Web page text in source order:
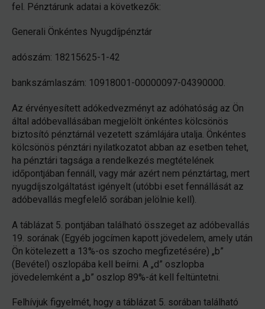
fel. Pénztárunk adatai a következők:
Generali Önkéntes Nyugdíjpénztár
adószám: 18215625-1-42
bankszámlaszám: 10918001-00000097-04390000.
Az érvényesített adókedvezményt az adóhatóság az Ön
által adóbevallásában megjelölt önkéntes kölcsönös
biztosító pénztárnál vezetett számlájára utalja. Önkéntes
kölcsönös pénztári nyilatkozatot abban az esetben tehet,
ha pénztári tagsága a rendelkezés megtételének
időpontjában fennáll, vagy már azért nem pénztártag, mert
nyugdíjszolgáltatást igényelt (utóbbi eset fennállását az
adóbevallás megfelelő sorában jelölnie kell).
A táblázat 5. pontjában található összeget az adóbevallás
19. sorának (Egyéb jogcímen kapott jövedelem, amely után
Ön kötelezett a 13%-os szocho megfizetésére) „b”
(Bevétel) oszlopába kell beírni. A „d” oszlopba
jövedelemként a „b” oszlop 89%-át kell feltüntetni.
Felhívjuk figyelmét, hogy a táblázat 5. sorában található